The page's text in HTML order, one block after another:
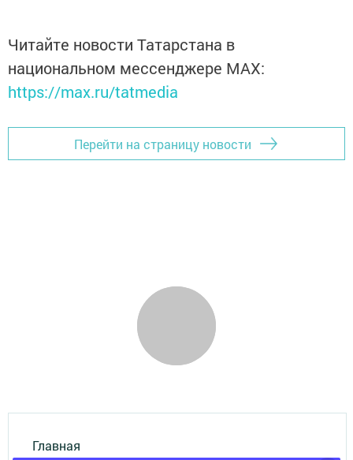
Читайте новости Татарстана в
национальном мессенджере MАХ:
https://max.ru/tatmedia
Перейти на страницу новости
Главная